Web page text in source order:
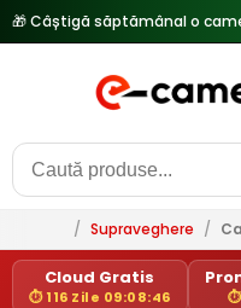
/ Supraveghere /
Cloud Gratis
⏱ 116 Zile 09:08:46 ⏱